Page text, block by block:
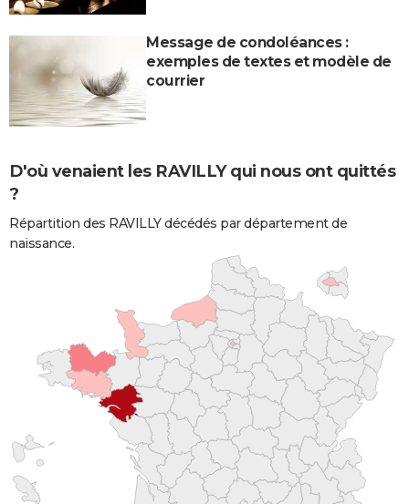
Message de condoléances :
exemples de textes et modèle de
courrier
D'où venaient les RAVILLY qui nous ont quittés
?
Répartition des RAVILLY décédés par département de
naissance.